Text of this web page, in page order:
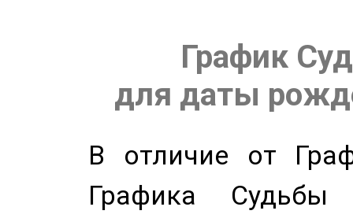
График
для даты
В отличие от
Графика